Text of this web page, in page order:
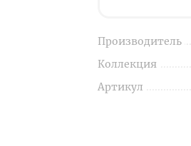
Производитель
Коллекция
Артикул